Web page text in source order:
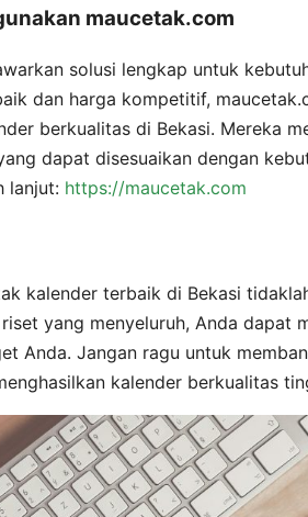
maucetak.com
solusi lengkap untuk
dan harga kompetitif,
berkualitas di Bekasi. Mereka
dapat disesuaikan dengan
lanjut: https://maucetak.com
kalender terbaik di Bekasi
yang menyeluruh, Anda dapat
Anda. Jangan ragu untuk
kalender berkualitas